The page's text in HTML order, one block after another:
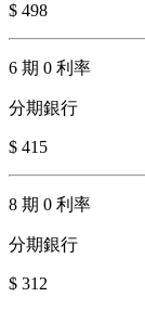
$ 498
6 期 0 利率
分期銀行
$ 415
8 期 0 利率
分期銀行
$ 312